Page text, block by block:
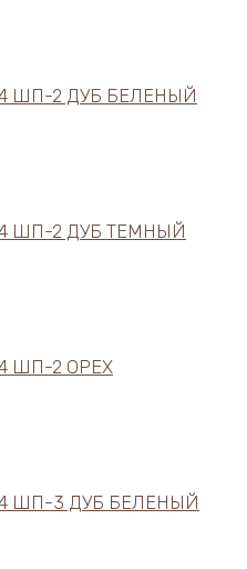
ШП-2 ДУБ БЕЛЕНЫЙ
ШП-2 ДУБ ТЕМНЫЙ
ШП-2 ОРЕХ
ШП-3 ДУБ БЕЛЕНЫЙ